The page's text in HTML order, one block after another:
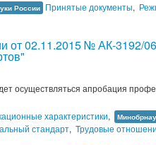
России Принятые документы,
от 02.11.2015 № АК-3192/
осуществляться апробация
характеристики,
стандарт, Трудовые